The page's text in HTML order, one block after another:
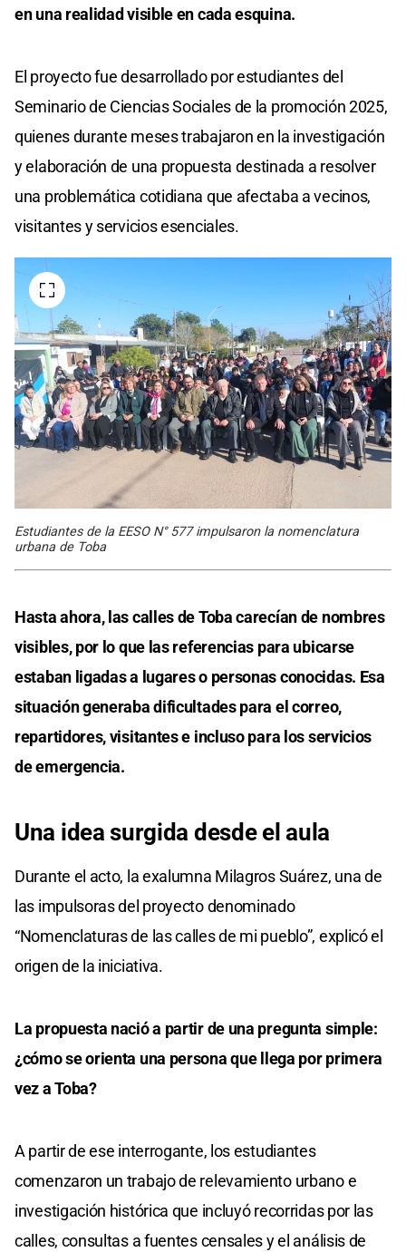
en una realidad visible en cada esquina.
El proyecto fue desarrollado por estudiantes del
Seminario de Ciencias Sociales de la promoción 2025,
quienes durante meses trabajaron en la investigación
y elaboración de una propuesta destinada a resolver
una problemática cotidiana que afectaba a vecinos,
visitantes y servicios esenciales.
Estudiantes de la EESO N° 577 impulsaron la nomenclatura
urbana de Toba
Hasta ahora, las calles de Toba carecían de nombres
visibles, por lo que las referencias para ubicarse
estaban ligadas a lugares o personas conocidas. Esa
situación generaba dificultades para el correo,
repartidores, visitantes e incluso para los servicios
de emergencia.
Una idea surgida desde el aula
Durante el acto, la exalumna Milagros Suárez, una de
las impulsoras del proyecto denominado
“Nomenclaturas de las calles de mi pueblo”, explicó el
origen de la iniciativa.
La propuesta nació a partir de una pregunta simple:
¿cómo se orienta una persona que llega por primera
vez a Toba?
A partir de ese interrogante, los estudiantes
comenzaron un trabajo de relevamiento urbano e
investigación histórica que incluyó recorridas por las
calles, consultas a fuentes censales y el análisis de